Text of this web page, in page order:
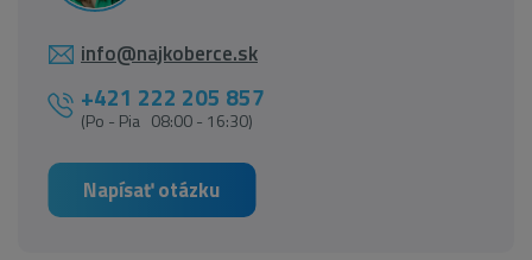
info@najkoberce.sk
+421 222 205 857
(Po - Pia 08:00 - 16:30)
Napísať otázku